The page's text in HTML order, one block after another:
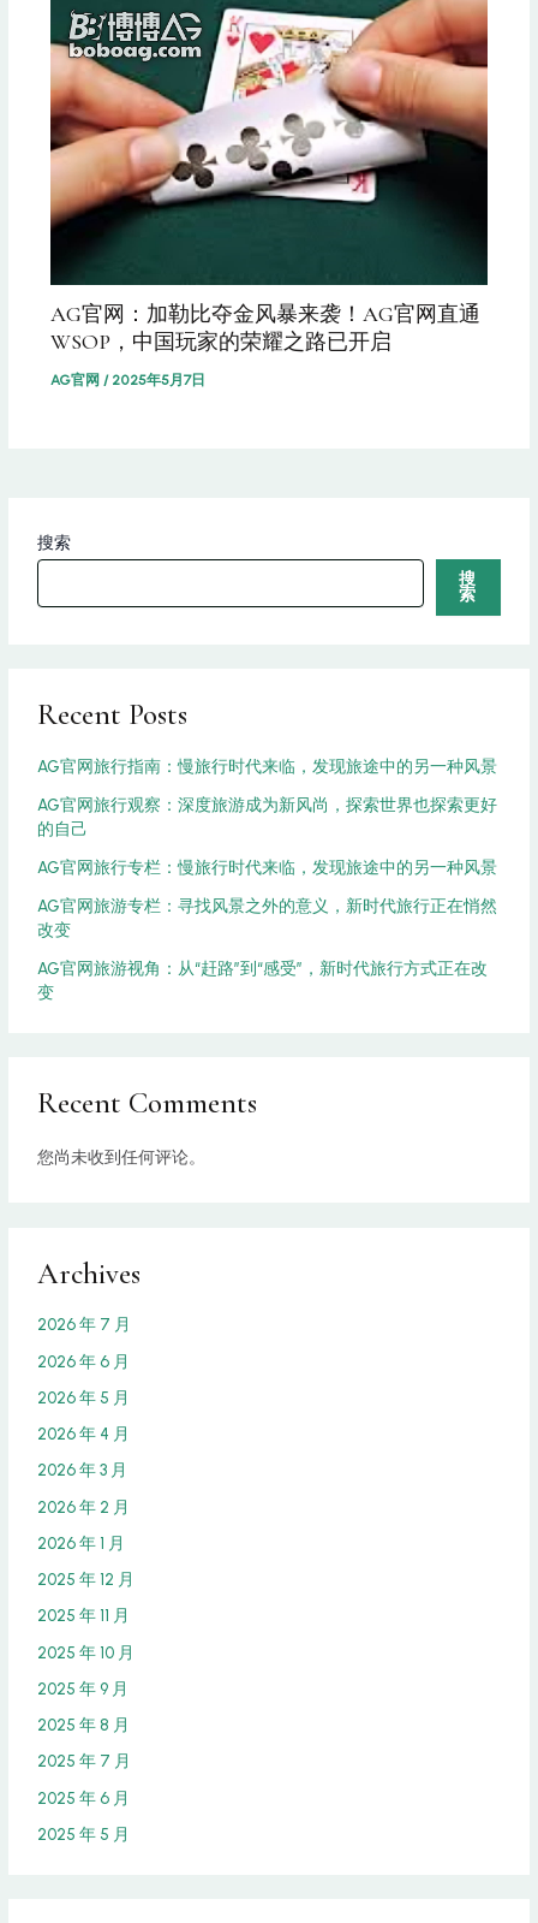
AG官网：加勒比夺金风暴来袭！AG官网直通
WSOP，中国玩家的荣耀之路已开启
AG官网 / 2025年5月7日
搜索
搜
索
Recent Posts
AG官网旅行指南：慢旅行时代来临，发现旅途中的另一种风景
AG官网旅行观察：深度旅游成为新风尚，探索世界也探索更好
的自己
AG官网旅行专栏：慢旅行时代来临，发现旅途中的另一种风景
AG官网旅游专栏：寻找风景之外的意义，新时代旅行正在悄然
改变
AG官网旅游视角：从“赶路”到“感受”，新时代旅行方式正在改
变
Recent Comments
您尚未收到任何评论。
Archives
2026 年 7 月
2026 年 6 月
2026 年 5 月
2026 年 4 月
2026 年 3 月
2026 年 2 月
2026 年 1 月
2025 年 12 月
2025 年 11 月
2025 年 10 月
2025 年 9 月
2025 年 8 月
2025 年 7 月
2025 年 6 月
2025 年 5 月